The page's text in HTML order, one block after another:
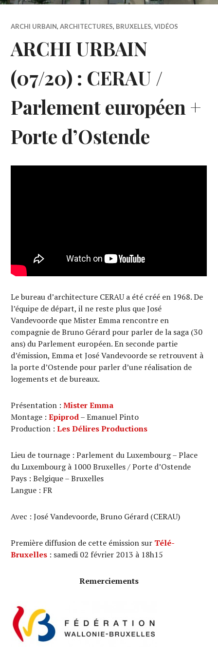
ARCHI URBAIN,ARCHITECTURES, BRUXELLES,VIDÉOS
ARCHI URBAIN
(07/20) : CERAU /
Parlement européen +
Porte d’Ostende
Le bureau d’architecture CERAU a été créé en 1968. De
l’équipe de départ, il ne reste plus que José
Vandevoorde que Mister Emma rencontre en
compagnie de Bruno Gérard pour parler de la saga (30
ans) du Parlement européen. En seconde partie
d’émission, Emma et José Vandevoorde se retrouvent à
la porte d’Ostende pour parler d’une réalisation de
logements et de bureaux.
Présentation :Mister Emma
Montage :Epiprod– Emanuel Pinto
Production :Les Délires Productions
Lieu de tournage : Parlement du Luxembourg – Place
du Luxembourg à 1000 Bruxelles / Porte d’Ostende
Pays : Belgique – Bruxelles
Langue : FR
Avec : José Vandevoorde, Bruno Gérard (CERAU)
Première diffusion de cette émission sur Télé-
Bruxelles : samedi 02 février 2013 à 18h15
Remerciements